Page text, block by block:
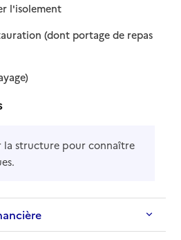
l'isolement: disponible
: non disponible
(dont portage de repas
: disponible
: non disponible
la structure pour connaître